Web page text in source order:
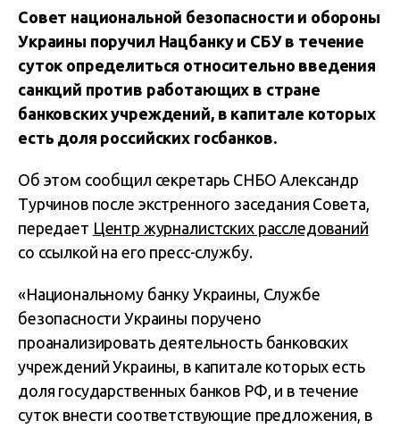
Совет национальной безопасности и обороны
Украины поручил Нацбанку и СБУ в течение
суток определиться относительно введения
санкций против работающих в стране
банковских учреждений, в капитале которых
есть доля российских госбанков.
Об этом сообщил секретарь СНБО Александр
Турчинов после экстренного заседания Совета,
передает Центр журналистских расследований
со ссылкой на его пресс-службу.
«Национальному банку Украины, Службе
безопасности Украины поручено
проанализировать деятельность банковских
учреждений Украины, в капитале которых есть
доля государственных банков РФ, и в течение
суток внести соответствующие предложения, в